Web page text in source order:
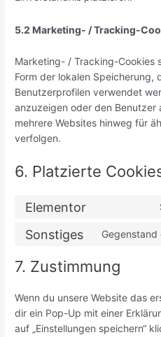
5.2 Marketing- / Tracking-
Marketing- / Tracking-Cookies
Form der lokalen Speicherung,
Benutzerprofilen verwendet
anzuzeigen oder den Benutzer
mehrere Websites hinweg für
verfolgen.
6. Platzierte
Elementor
Sonstiges
7. Zustimmung
Wenn du unsere Website das
dir ein Pop-Up mit einer
auf „Einstellungen speichern“